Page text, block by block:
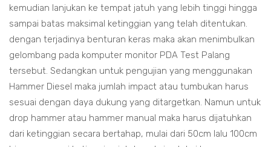
kemudian lanjukan ke tempat jatuh yang lebih tinggi hingga
sampai batas maksimal ketinggian yang telah ditentukan.
dengan terjadinya benturan keras maka akan menimbulkan
gelombang pada komputer monitor PDA Test Palang
tersebut. Sedangkan untuk pengujian yang menggunakan
Hammer Diesel maka jumlah impact atau tumbukan harus
sesuai dengan daya dukung yang ditargetkan. Namun untuk
drop hammer atau hammer manual maka harus dijatuhkan
dari ketinggian secara bertahap, mulai dari 50cm lalu 100cm